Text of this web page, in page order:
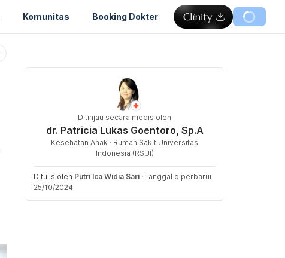
Komunitas Booking Dokter
Ditinjau secara medis oleh
dr. Patricia Lukas Goentoro, Sp.A
Kesehatan Anak · Rumah Sakit Universitas
Indonesia (RSUI)
Ditulis oleh Putri Ica Widia Sari · Tanggal diperbarui
25/10/2024